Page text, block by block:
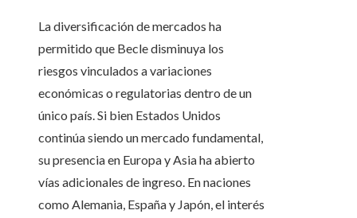
La diversificación de mercados ha
permitido que Becle disminuya los
riesgos vinculados a variaciones
económicas o regulatorias dentro de un
único país. Si bien Estados Unidos
continúa siendo un mercado fundamental,
su presencia en Europa y Asia ha abierto
vías adicionales de ingreso. En naciones
como Alemania, España y Japón, el interés